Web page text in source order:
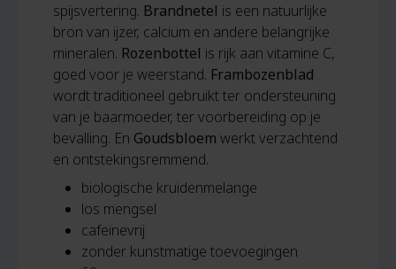
spijsvertering. Brandnetel is een natuurlijke
bron van ijzer, calcium en andere belangrijke
mineralen. Rozenbottel is rijk aan vitamine C,
goed voor je weerstand. Frambozenblad
wordt traditioneel gebruikt ter ondersteuning
van je baarmoeder, ter voorbereiding op je
bevalling. En Goudsbloem werkt verzachtend
en ontstekingsremmend.
biologische kruidenmelange
los mengsel
cafeïnevrij
zonder kunstmatige toevoegingen